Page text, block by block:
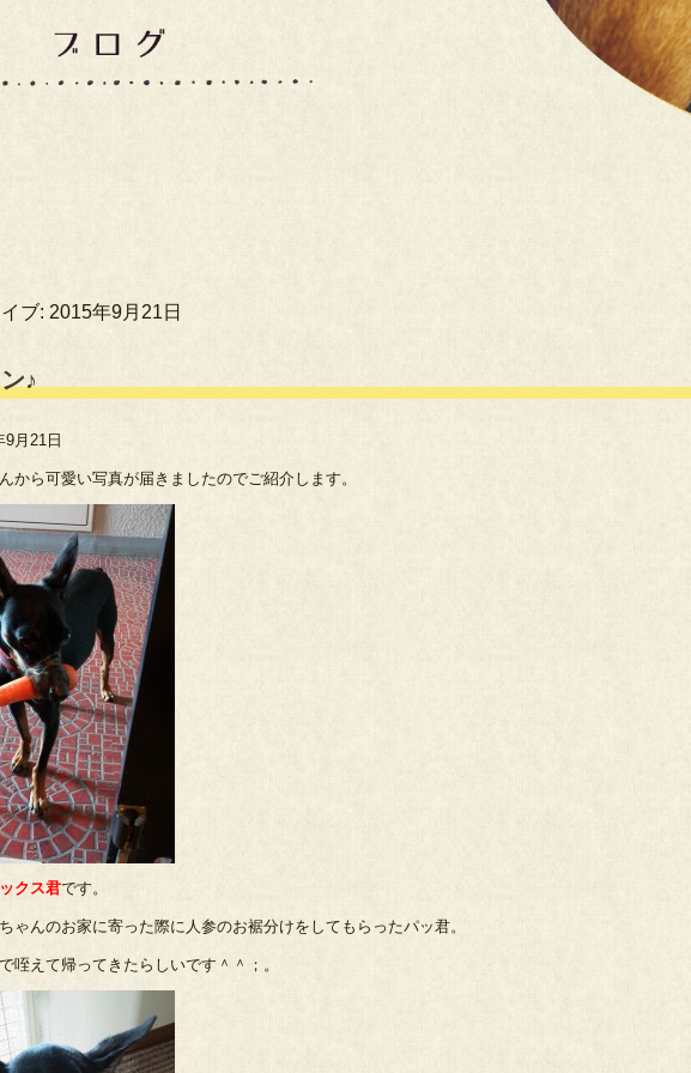
ブ: 2015年9月21日
♪
9月21日
から可愛い写真が届きましたのでご紹介します。
クス君です。
ゃんのお家に寄った際に人参のお裾分けをしてもらったパッ君。
咥えて帰ってきたらしいです＾＾；。